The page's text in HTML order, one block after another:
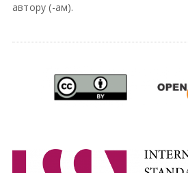
автору (-ам).